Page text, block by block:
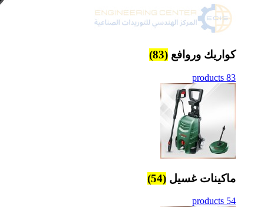
كواريك وروافع (83)
83 products
ماكينات غسيل (54)
54 products